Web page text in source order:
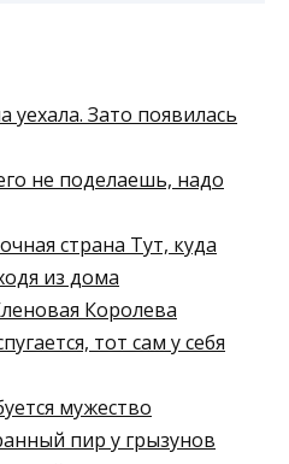
уехала. Зато появилась
не поделаешь, надо
страна Тут, куда
из дома
Королева
тот сам у себя
мужество
пир у грызунов